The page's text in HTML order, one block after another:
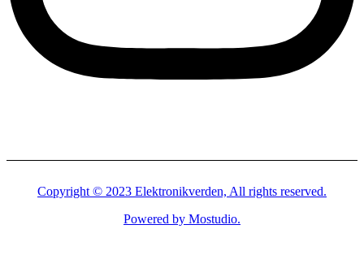
Copyright © 2023 Elektronikverden, All rights reserved.
Powered by Mostudio.